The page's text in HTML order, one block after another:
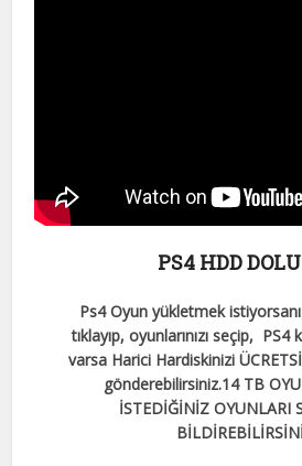
PS4 HDD
Ps4 Oyun yükletmek
tıklayıp, oyunlarınızı seçip,
varsa Harici Hardiskinizi
gönderebilirsiniz.14 TB
İSTEDİĞİNİZ OYUNLARI